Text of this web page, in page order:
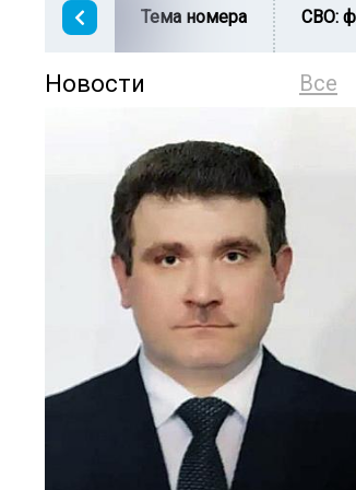
Тема номера СВО:
Все
Новости